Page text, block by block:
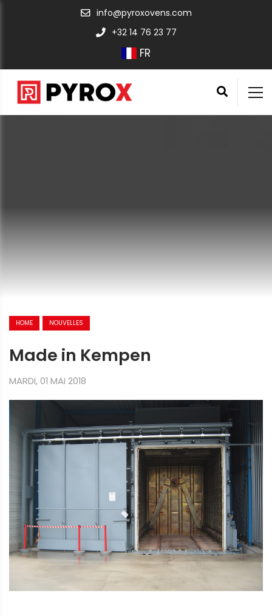
info@pyroxovens.com
+32 14 76 23 77
FR
HOME NOUVELLES
Made in Kempen
MARDI, 01 MAI 2018